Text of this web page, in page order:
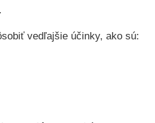
vedľajšie účinky, ako sú: